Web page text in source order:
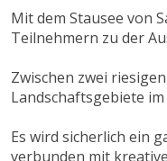
Mit dem Stausee von
Teilnehmern zu der
Zwischen zwei
Landschaftsgebiete
Es wird sicherlich ein
verbunden mit